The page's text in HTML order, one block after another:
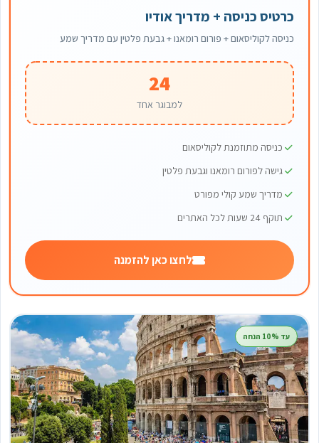
כרטיס כניסה + מדריך אודיו
כניסה לקוליסאום + פורום רומאנו + גבעת פלטין עם מדריך שמע
24
למבוגר אחד
כניסה מתוזמנת לקוליסאום
גישה לפורום רומאנו וגבעת פלטין
מדריך שמע קולי מפורט
תוקף 24 שעות לכל האתרים
לחצו כאן להזמנה
עד 10% הנחה